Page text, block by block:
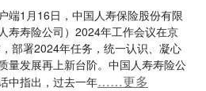
端1月16日，中国人寿保险股份有限
寿寿险公司）2024年工作会议在京
部署2024年任务，统一认识、凝心
量发展再上新台阶。中国人寿寿险公
中指出，过去一年……更多